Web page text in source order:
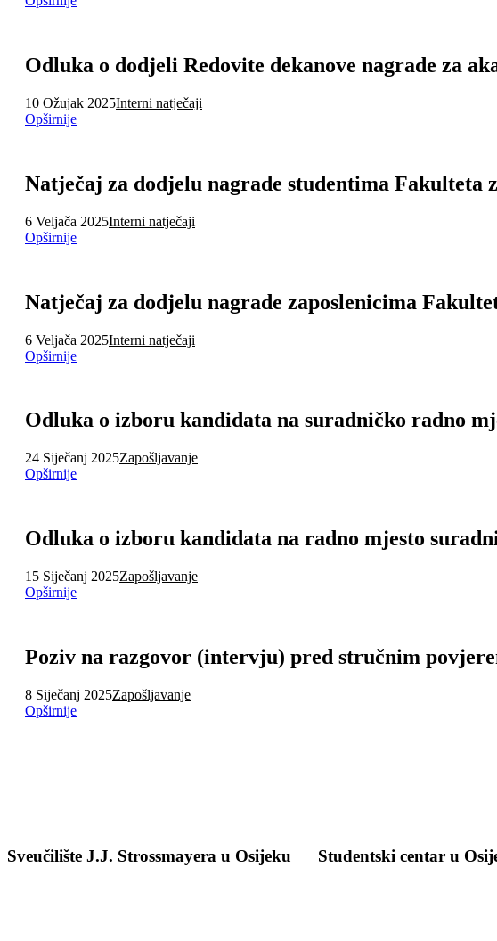
Odluka o dodjeli Redovite dekanove nagrade za
10 Ožujak 2025Interni natječaji
Opširnije
Natječaj za dodjelu nagrade studentima Fakulteta
6 Veljača 2025Interni natječaji
Opširnije
Natječaj za dodjelu nagrade zaposlenicima
6 Veljača 2025Interni natječaji
Opširnije
Odluka o izboru kandidata na suradničko radno
24 Siječanj 2025Zapošljavanje
Opširnije
Odluka o izboru kandidata na radno mjesto
15 Siječanj 2025Zapošljavanje
Opširnije
Poziv na razgovor (intervju) pred stručnim
8 Siječanj 2025Zapošljavanje
Opširnije
Sveučilište J.J. Strossmayera u Osijeku Studentski centar u